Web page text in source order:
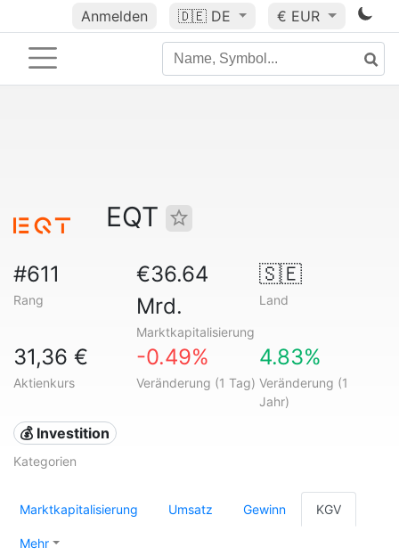
Anmelden 🇩🇪 DE € EUR
EQT
#611
Rang
€36.64
Mrd.
Marktkapitalisierung
🇸🇪
Land
31,36 €
Aktienkurs
-0.49%
Veränderung (1 Tag)
4.83%
Veränderung (1
Jahr)
💰 Investition
Kategorien
Marktkapitalisierung Umsatz Gewinn KGV
Mehr